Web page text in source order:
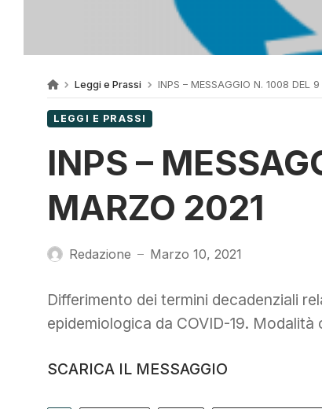
Leggi e Prassi INPS – MESSAGGIO N. 1008 DEL
LEGGI E PRASSI
INPS –
MARZO 2021
Redazione — Marzo 10, 2021
Differimento dei termini decadenziali
epidemiologica da COVID-19. Modalità
SCARICA IL MESSAGGIO